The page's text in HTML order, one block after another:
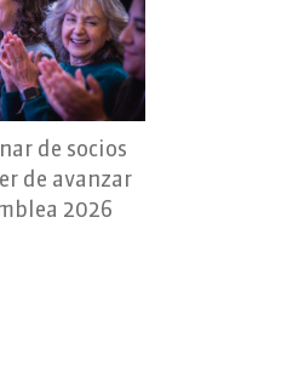
de socios
de avanzar
2026